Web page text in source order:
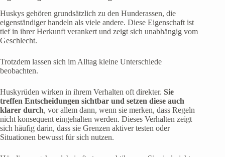
Huskys gehören grundsätzlich zu den Hunderassen, die
eigenständiger handeln als viele andere. Diese Eigenschaft ist
tief in ihrer Herkunft verankert und zeigt sich unabhängig vom
Geschlecht.
Trotzdem lassen sich im Alltag kleine Unterschiede
beobachten.
Huskyrüden wirken in ihrem Verhalten oft direkter. Sie
treffen Entscheidungen sichtbar und setzen diese auch
klarer durch, vor allem dann, wenn sie merken, dass Regeln
nicht konsequent eingehalten werden. Dieses Verhalten zeigt
sich häufig darin, dass sie Grenzen aktiver testen oder
Situationen bewusst für sich nutzen.